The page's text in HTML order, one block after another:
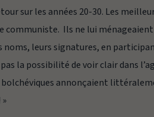
sur les années 20-30. Les
Ils ne lui ménageaient
leurs signatures, en
la possibilité de voir clair dans
bolchéviques annonçaient